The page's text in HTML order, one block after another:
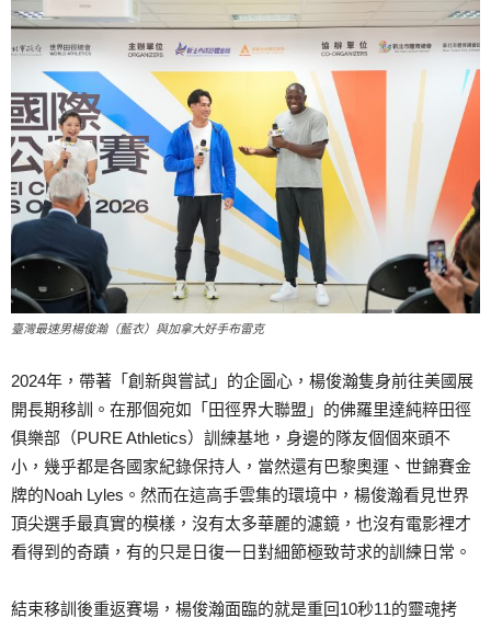
臺灣最速男楊俊瀚（藍衣）與加拿大好手布雷克
2024年，帶著「創新與嘗試」的企圖心，楊俊瀚隻身前往美國展
開長期移訓。在那個宛如「田徑界大聯盟」的佛羅里達純粹田徑
俱樂部（PURE Athletics）訓練基地，身邊的隊友個個來頭不
小，幾乎都是各國家紀錄保持人，當然還有巴黎奧運、世錦賽金
牌的Noah Lyles。然而在這高手雲集的環境中，楊俊瀚看見世界
頂尖選手最真實的模樣，沒有太多華麗的濾鏡，也沒有電影裡才
看得到的奇蹟，有的只是日復一日對細節極致苛求的訓練日常。
結束移訓後重返賽場，楊俊瀚面臨的就是重回10秒11的靈魂拷